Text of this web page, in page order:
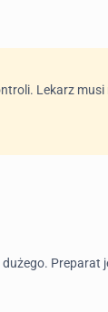
Lekarz musi
Preparat